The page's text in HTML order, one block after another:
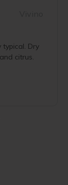
typical. Dry
citrus.